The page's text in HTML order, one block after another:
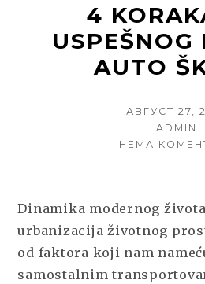
4
AUTO
POSTED
АВГУСТ 27,
AUTHOR
ADMIN
НЕМА
Dinamika modernog
urbanizacija životnog
od faktora koji nam
samostalnim